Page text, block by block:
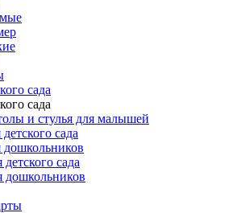
сада
сада
и стулья для малышей
сада
сада
дошкольников